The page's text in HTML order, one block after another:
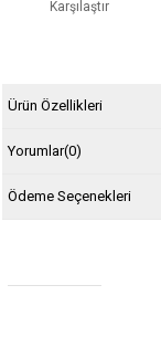
Karşılaştır
Ürün Özellikleri
Yorumlar(0)
Ödeme Seçenekleri